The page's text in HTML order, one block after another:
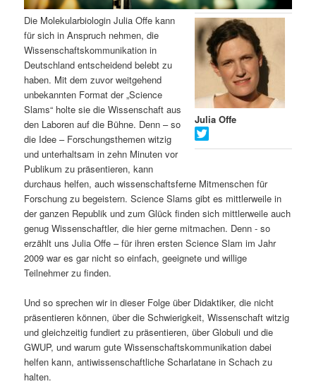
h
a
l
t
s
p
r
i
n
g
e
n
I
n
h
a
l
t
s
p
r
i
n
g
e
Julia Offe
Die Molekularbiologin Julia Offe kann
für sich in Anspruch nehmen, die
Wissenschaftskommunikation in
Deutschland entscheidend belebt zu
haben. Mit dem zuvor weitgehend
unbekannten Format der „Science
Slams“ holte sie die Wissenschaft aus
den Laboren auf die Bühne. Denn – so
die Idee – Forschungsthemen witzig
und unterhaltsam in zehn Minuten vor
Publikum zu präsentieren, kann
durchaus helfen, auch wissenschaftsferne Mitmenschen für
Forschung zu begeistern. Science Slams gibt es mittlerweile in
der ganzen Republik und zum Glück finden sich mittlerweile auch
genug Wissenschaftler, die hier gerne mitmachen. Denn - so
erzählt uns Julia Offe – für ihren ersten Science Slam im Jahr
2009 war es gar nicht so einfach, geeignete und willige
Teilnehmer zu finden.
Und so sprechen wir in dieser Folge über Didaktiker, die nicht
präsentieren können, über die Schwierigkeit, Wissenschaft witzig
und gleichzeitig fundiert zu präsentieren, über Globuli und die
GWUP, und warum gute Wissenschaftskommunikation dabei
helfen kann, antiwissenschaftliche Scharlatane in Schach zu
halten.